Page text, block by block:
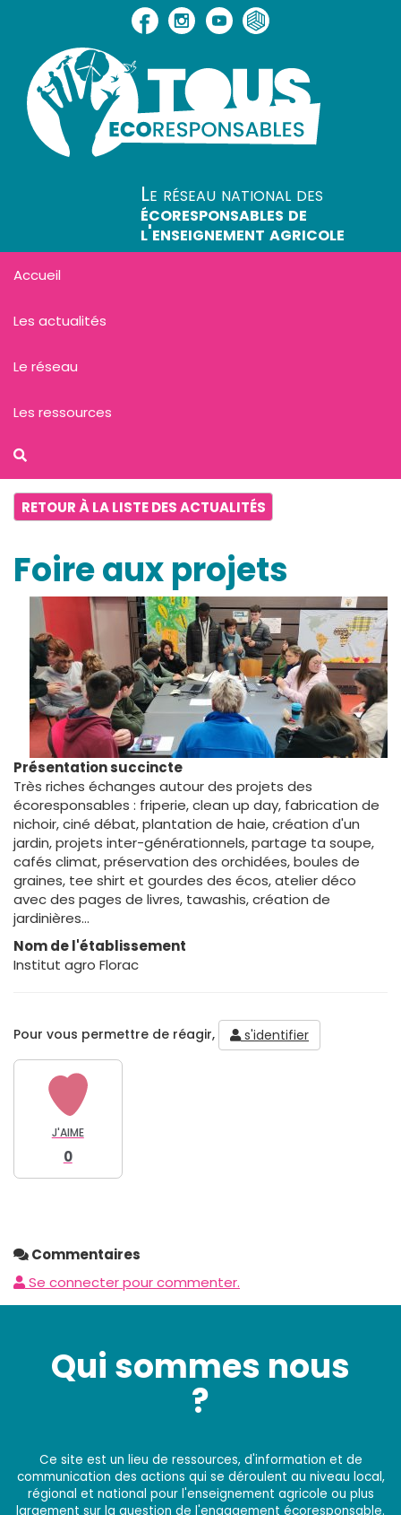
RETOUR À LA LISTE DES ACTUALITÉS
Foire aux projets
Présentation succincte
Très riches échanges autour des projets des
écoresponsables : friperie, clean up day, fabrication de
nichoir, ciné débat, plantation de haie, création d'un
jardin, projets inter-générationnels, partage ta soupe,
cafés climat, préservation des orchidées, boules de
graines, tee shirt et gourdes des écos, atelier déco
avec des pages de livres, tawashis, création de
jardinières...
Nom de l'établissement
Institut agro Florac
Pour vous permettre de réagir, s'identifier
J'AIME
0
Commentaires
Se connecter pour commenter.
Le réseau national des
écoresponsables de
l'enseignement agricole
Accueil
Les actualités
Le réseau
Les ressources
Qui sommes nous
?
Ce site est un lieu de ressources, d'information et de
communication des actions qui se déroulent au niveau local,
régional et national pour l'enseignement agricole ou plus
largement sur la question de l'engagement écoresponsable.